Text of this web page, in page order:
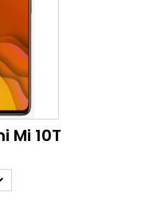
Mi 10T